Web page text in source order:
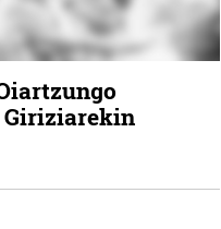
Giriziarekin